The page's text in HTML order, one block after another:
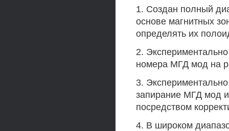
1. Создан полный
основе магнитных
определять их
2.
номера МГД мод на
3.
запирание МГД мод
посредством
4. В широком